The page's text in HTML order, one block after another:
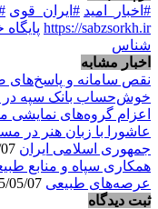
#اخبار_امید #ایران_قوی
https://sabzsorkh.ir
شناس
اخبار مشابه
نقص سامانه و پاسخ‌های
خوش‌حساب بانک سپه در
اعزام گروه‌های نمایشی
عاشورا با زبان هنر در
جمهوری اسلامی ایران
همکاری سپاه و منابع
عرصه‌های طبیعی
ثبت دیدگاه